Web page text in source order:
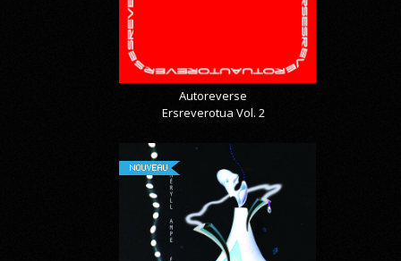
Autoreverse
Ersreverotua Vol. 2
NOUVEAU